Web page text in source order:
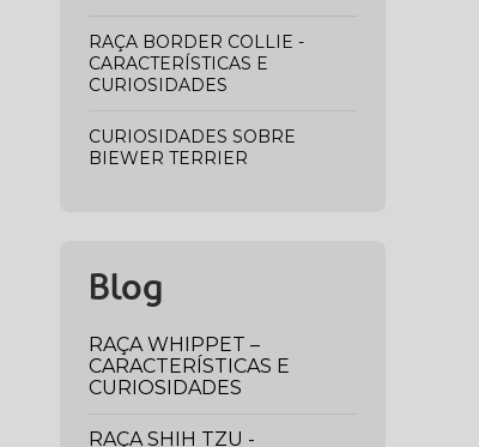
RAÇA BORDER COLLIE -
CARACTERÍSTICAS E
CURIOSIDADES
CURIOSIDADES SOBRE
BIEWER TERRIER
Blog
RAÇA WHIPPET –
CARACTERÍSTICAS E
CURIOSIDADES
RAÇA SHIH TZU -